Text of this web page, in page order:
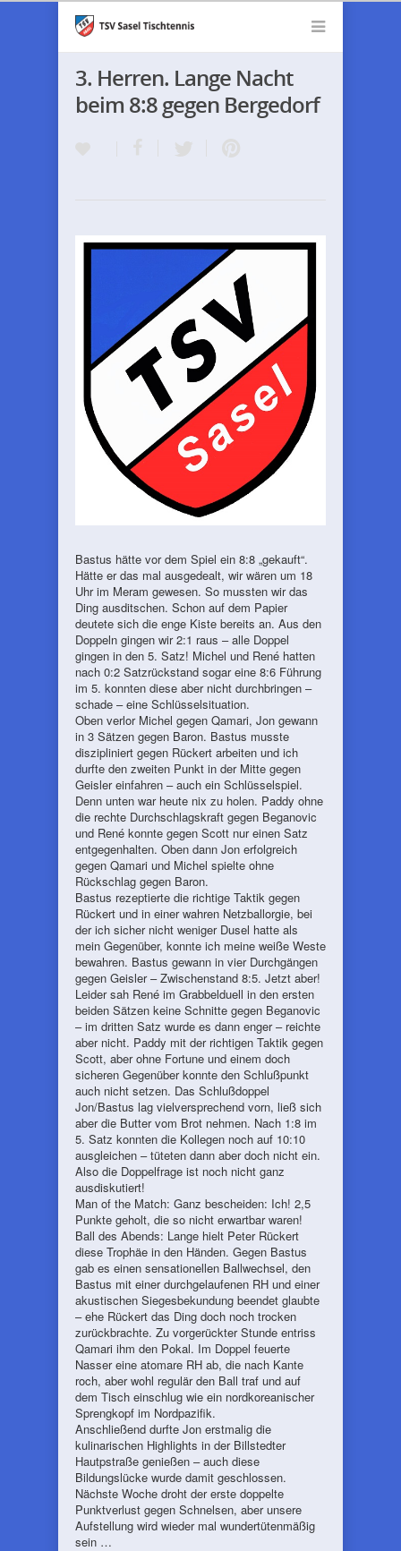
3. Herren. Lange Nacht
beim 8:8 gegen Bergedorf
Bastus hätte vor dem Spiel ein 8:8 „gekauft“.
Hätte er das mal ausgedealt, wir wären um 18
Uhr im Meram gewesen. So mussten wir das
Ding ausditschen. Schon auf dem Papier
deutete sich die enge Kiste bereits an. Aus den
Doppeln gingen wir 2:1 raus – alle Doppel
gingen in den 5. Satz! Michel und René hatten
nach 0:2 Satzrückstand sogar eine 8:6 Führung
im 5. konnten diese aber nicht durchbringen –
schade – eine Schlüsselsituation.
Oben verlor Michel gegen Qamari, Jon gewann
in 3 Sätzen gegen Baron. Bastus musste
diszipliniert gegen Rückert arbeiten und ich
durfte den zweiten Punkt in der Mitte gegen
Geisler einfahren – auch ein Schlüsselspiel.
Denn unten war heute nix zu holen. Paddy ohne
die rechte Durchschlagskraft gegen Beganovic
und René konnte gegen Scott nur einen Satz
entgegenhalten. Oben dann Jon erfolgreich
gegen Qamari und Michel spielte ohne
Rückschlag gegen Baron.
Bastus rezeptierte die richtige Taktik gegen
Rückert und in einer wahren Netzballorgie, bei
der ich sicher nicht weniger Dusel hatte als
mein Gegenüber, konnte ich meine weiße Weste
bewahren. Bastus gewann in vier Durchgängen
gegen Geisler – Zwischenstand 8:5. Jetzt aber!
Leider sah René im Grabbelduell in den ersten
beiden Sätzen keine Schnitte gegen Beganovic
– im dritten Satz wurde es dann enger – reichte
aber nicht. Paddy mit der richtigen Taktik gegen
Scott, aber ohne Fortune und einem doch
sicheren Gegenüber konnte den Schlußpunkt
auch nicht setzen. Das Schlußdoppel
Jon/Bastus lag vielversprechend vorn, ließ sich
aber die Butter vom Brot nehmen. Nach 1:8 im
5. Satz konnten die Kollegen noch auf 10:10
ausgleichen – tüteten dann aber doch nicht ein.
Also die Doppelfrage ist noch nicht ganz
ausdiskutiert!
Man of the Match: Ganz bescheiden: Ich! 2,5
Punkte geholt, die so nicht erwartbar waren!
Ball des Abends: Lange hielt Peter Rückert
diese Trophäe in den Händen. Gegen Bastus
gab es einen sensationellen Ballwechsel, den
Bastus mit einer durchgelaufenen RH und einer
akustischen Siegesbekundung beendet glaubte
– ehe Rückert das Ding doch noch trocken
zurückbrachte. Zu vorgerückter Stunde entriss
Qamari ihm den Pokal. Im Doppel feuerte
Nasser eine atomare RH ab, die nach Kante
roch, aber wohl regulär den Ball traf und auf
dem Tisch einschlug wie ein nordkoreanischer
Sprengkopf im Nordpazifik.
Anschließend durfte Jon erstmalig die
kulinarischen Highlights in der Billstedter
Hautpstraße genießen – auch diese
Bildungslücke wurde damit geschlossen.
Nächste Woche droht der erste doppelte
Punktverlust gegen Schnelsen, aber unsere
Aufstellung wird wieder mal wundertütenmäßig
sein …